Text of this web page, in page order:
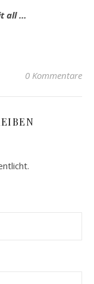
all …
0 Kommentare